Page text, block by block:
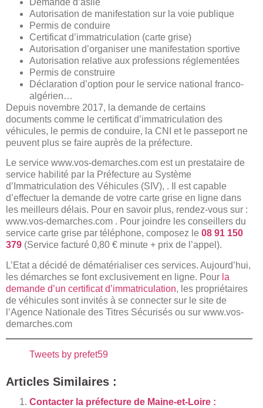
Demande d’asile
Autorisation de manifestation sur la voie publique
Permis de conduire
Certificat d’immatriculation (carte grise)
Autorisation d’organiser une manifestation sportive
Autorisation relative aux professions réglementées
Permis de construire
Déclaration d’option pour le service national franco-
algérien…
Depuis novembre 2017, la demande de certains
documents comme le certificat d’immatriculation des
véhicules, le permis de conduire, la CNI et le passeport ne
peuvent plus se faire auprès de la préfecture.
Le service www.vos-demarches.com est un prestataire de
service habilité par la Préfecture au Système
d’Immatriculation des Véhicules (SIV), . Il est capable
d’effectuer la demande de votre carte grise en ligne dans
les meilleurs délais. Pour en savoir plus, rendez-vous sur :
www.vos-demarches.com . Pour joindre les conseillers du
service carte grise par téléphone, composez le 08 91 150
379 (Service facturé 0,80 € minute + prix de l’appel).
L’Etat a décidé de dématérialiser ces services. Aujourd’hui,
les démarches se font exclusivement en ligne. Pour la
demande d’un certificat d’immatriculation, les propriétaires
de véhicules sont invités à se connecter sur le site de
l’Agence Nationale des Titres Sécurisés ou sur www.vos-
demarches.com
Tweets by prefet59
Articles Similaires :
Contacter la préfecture de Maine-et-Loire :